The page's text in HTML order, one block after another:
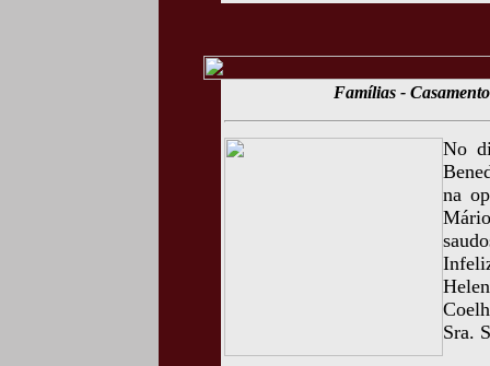
Famílias -
No
na
Sra.